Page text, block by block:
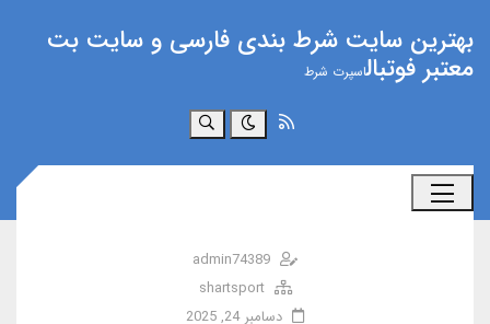
بهترین سایت شرط بندی فارسی و سایت بت
معتبر فوتبالاسپرت شرط
جستجو
admin74389
shartsport
دسامبر 24, 2025